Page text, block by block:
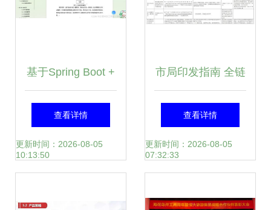
基于Spring Boot +
Vue + MySQL的入
校申报审批系统设
查看详情
更新时间：2026-08-05
10:13:50
市局印发指南 全链
条环境要求覆盖建
设项目，规范旅游
查看详情
更新时间：2026-08-05
07:32:33